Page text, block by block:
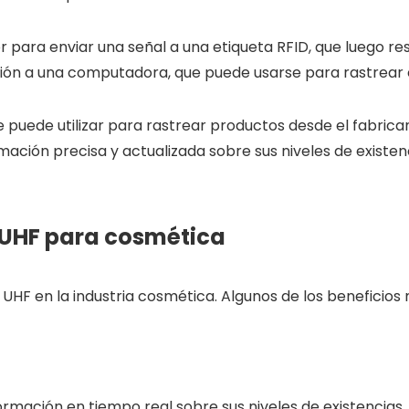
para enviar una señal a una etiqueta RFID, que luego
a una computadora, que puede usarse para
puede utilizar para rastrear productos desde el
precisa y actualizada sobre sus niveles de
para cosmética
en la industria cosmética. Algunos de los